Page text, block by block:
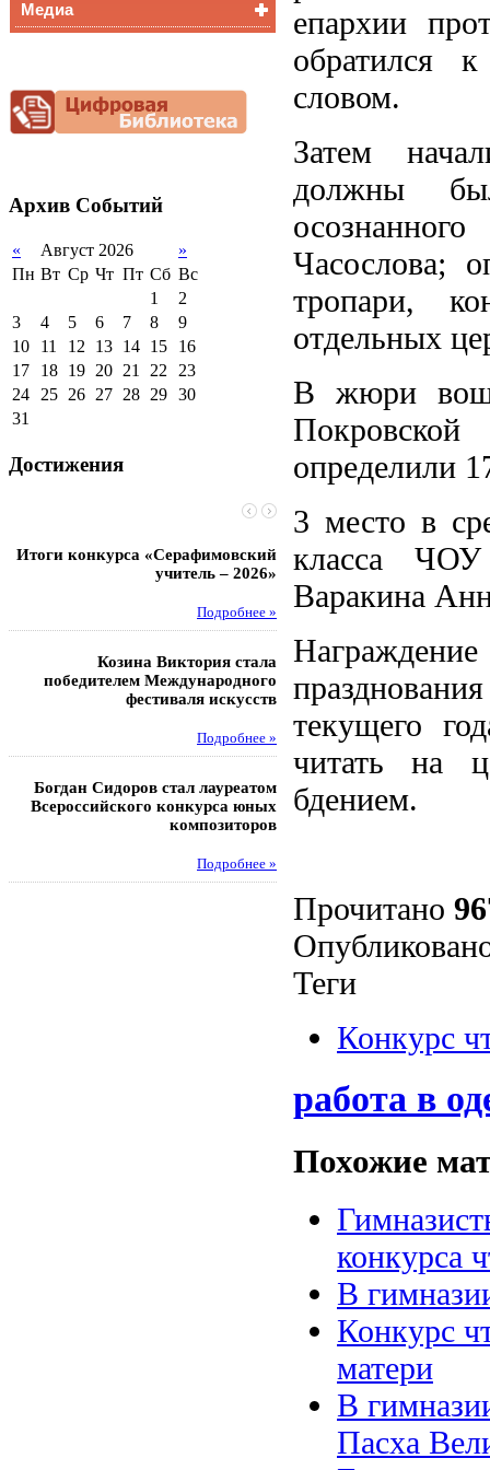
Снижение
документационной
нагрузки
Медиа
Архив Событий
« Август 2026
»
Пн Вт Ср Чт Пт Сб Вс
1
2
3
4 5 6 7 8
9
10
11 12 13 14 15
16
17
18 19 20 21 22 23
24 25 26 27 28 29 30
31
Достижения
Итоги конкурса «Серафимовский
учитель – 2026»
Подробнее »
Козина Виктория стала
победителем Международного
фестиваля искусств
Подробнее »
Богдан Сидоров стал лауреатом
Всероссийского конкурса юных
композиторов
Подробнее »
Чебаненко Глеб стал
областных
Музафаров Пётр стал
турнира
Педагоги
этапа XXI
епархии
обратился
словом.
Затем
должны
Часослова;
тропари,
отдельных
В жюри
определили
3 место в
классаЧОУ
Варакина
текущего
читать на
бдением.
Прочитано
Теги
Конкурс
работа в
Похожие
конкурса
В
Конкурс
матери
В
Пасха